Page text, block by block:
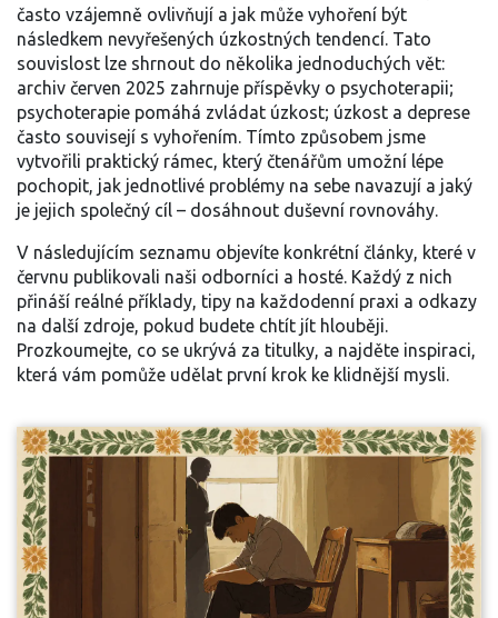
často vzájemně ovlivňují a jak může vyhoření být
následkem nevyřešených úzkostných tendencí. Tato
souvislost lze shrnout do několika jednoduchých vět:
archiv červen 2025 zahrnuje příspěvky o psychoterapii;
psychoterapie pomáhá zvládat úzkost; úzkost a deprese
často souvisejí s vyhořením. Tímto způsobem jsme
vytvořili praktický rámec, který čtenářům umožní lépe
pochopit, jak jednotlivé problémy na sebe navazují a jaký
je jejich společný cíl – dosáhnout duševní rovnováhy.
V následujícím seznamu objevíte konkrétní články, které v
červnu publikovali naši odborníci a hosté. Každý z nich
přináší reálné příklady, tipy na každodenní praxi a odkazy
na další zdroje, pokud budete chtít jít hlouběji.
Prozkoumejte, co se ukrývá za titulky, a najděte inspiraci,
která vám pomůže udělat první krok ke klidnější mysli.